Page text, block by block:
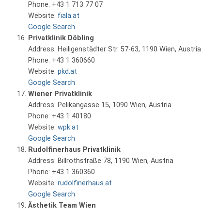
Phone: +43 1 713 77 07
Website: fiala.at
Google Search
Privatklinik Döbling
Address: Heiligenstädter Str. 57-63, 1190 Wien, Austria
Phone: +43 1 360660
Website: pkd.at
Google Search
Wiener Privatklinik
Address: Pelikangasse 15, 1090 Wien, Austria
Phone: +43 1 40180
Website: wpk.at
Google Search
Rudolfinerhaus Privatklinik
Address: Billrothstraße 78, 1190 Wien, Austria
Phone: +43 1 360360
Website: rudolfinerhaus.at
Google Search
Ästhetik Team Wien